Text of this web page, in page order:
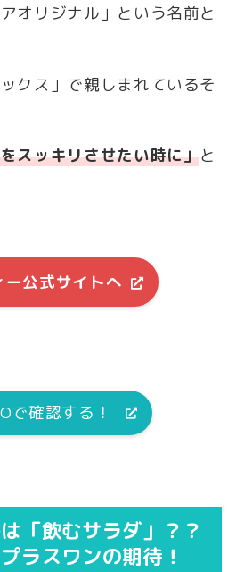
オリジナル」という名前と
クス」で親しまれているそ
スッキリさせたい時に」と
ー公式サイトへ
で確認する！
「飲むサラダ」？？
ラスワンの期待！